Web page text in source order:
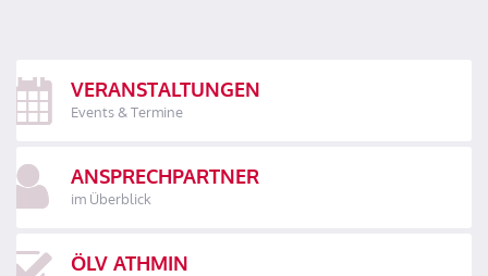
VERANSTALTUNGEN
Events & Termine
ANSPRECHPARTNER
im Überblick
ÖLV ATHMIN